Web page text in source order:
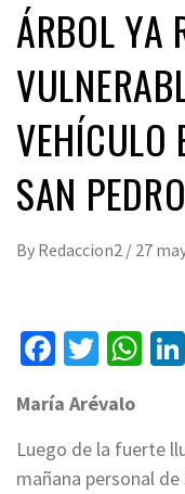
ÁRBOL YA
VEHÍCULO
SAN PEDRO
By Redaccion2 / 27
Facebook
María Arévalo
Luego de la fuerte
mañana personal